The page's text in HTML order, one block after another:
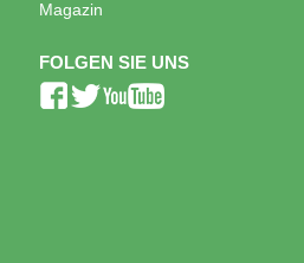
Magazin
FOLGEN SIE UNS